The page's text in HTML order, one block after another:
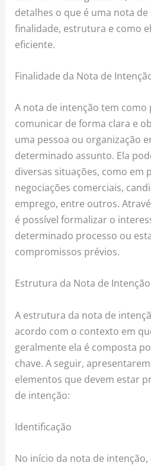
detalhes o que é uma nota
finalidade, estrutura e como
eficiente.
Finalidade da Nota de
A nota de intenção tem
comunicar de forma clara e
uma pessoa ou organização
determinado assunto. Ela
diversas situações, como em
negociações comerciais,
emprego, entre outros.
é possível formalizar o
determinado processo ou
compromissos prévios.
Estrutura da Nota de Intenção
A estrutura da nota de
acordo com o contexto em
geralmente ela é composta
chave. A seguir,
elementos que devem estar
de intenção:
Identificação
No início da nota de